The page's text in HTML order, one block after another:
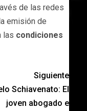
de las redes
emisión de
las condiciones
Siguiente
Schiavenato: El
joven abogado e